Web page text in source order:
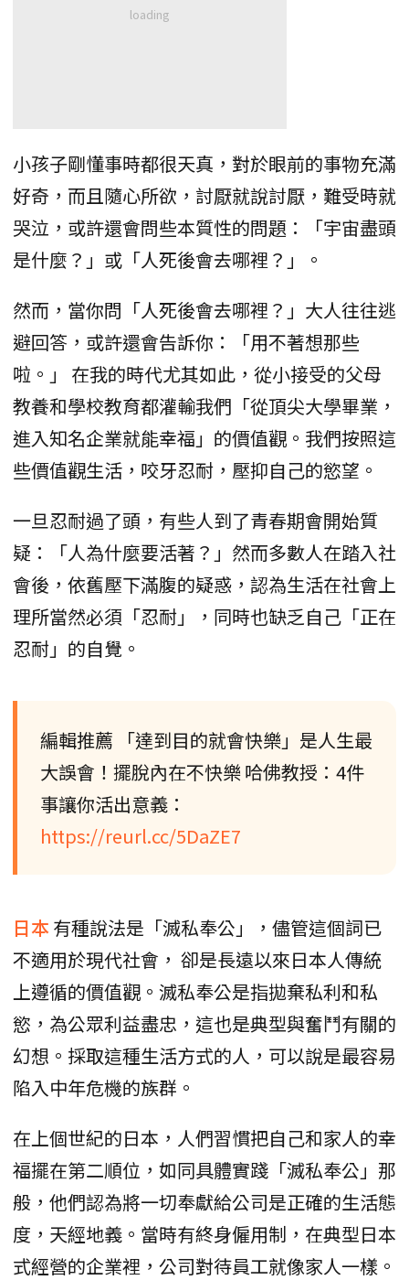
小孩子剛懂事時都很天真，對於眼前的事物充滿
好奇，而且隨心所欲，討厭就說討厭，難受時就
哭泣，或許還會問些本質性的問題：「宇宙盡頭
是什麼？」或「人死後會去哪裡？」。
然而，當你問「人死後會去哪裡？」大人往往逃
避回答，或許還會告訴你：「用不著想那些
啦。」 在我的時代尤其如此，從小接受的父母
教養和學校教育都灌輸我們「從頂尖大學畢業，
進入知名企業就能幸福」的價值觀。我們按照這
些價值觀生活，咬牙忍耐，壓抑自己的慾望。
一旦忍耐過了頭，有些人到了青春期會開始質
疑：「人為什麼要活著？」然而多數人在踏入社
會後，依舊壓下滿腹的疑惑，認為生活在社會上
理所當然必須「忍耐」，同時也缺乏自己「正在
忍耐」的自覺。
編輯推薦 「達到目的就會快樂」是人生最
大誤會！擺脫內在不快樂 哈佛教授：4件
事讓你活出意義：
https://reurl.cc/5DaZE7
日本有種說法是「滅私奉公」，儘管這個詞已
不適用於現代社會， 卻是長遠以來日本人傳統
上遵循的價值觀。滅私奉公是指拋棄私利和私
慾，為公眾利益盡忠，這也是典型與奮鬥有關的
幻想。採取這種生活方式的人，可以說是最容易
陷入中年危機的族群。
在上個世紀的日本，人們習慣把自己和家人的幸
福擺在第二順位，如同具體實踐「滅私奉公」那
般，他們認為將一切奉獻給公司是正確的生活態
度，天經地義。當時有終身僱用制，在典型日本
式經營的企業裡，公司對待員工就像家人一樣。